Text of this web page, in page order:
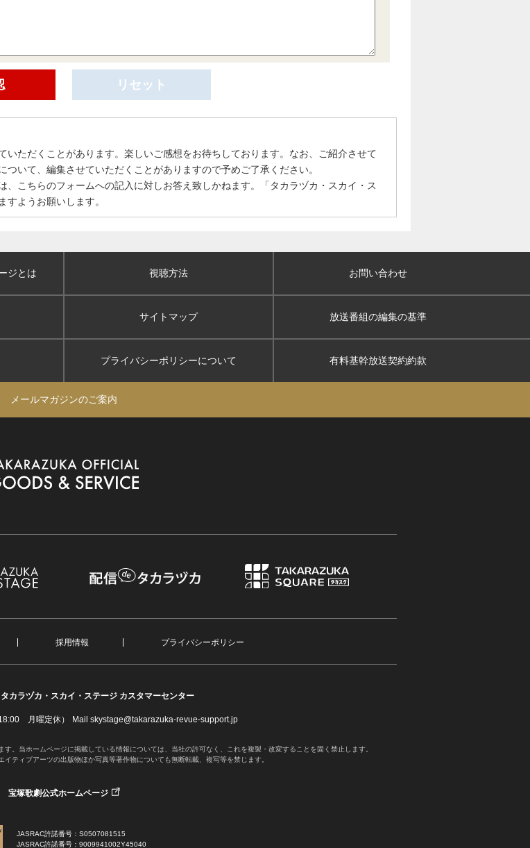
ただくことがあります。楽しいご感想をお待ちしております。なお、ご紹介させて
いて、編集させていただくことがありますので予めご了承ください。
こちらのフォームへの記入に対しお答え致しかねます。「タカラヅカ・スカイ・ス
ようお願いします。
ジとは 視聴方法 お問い合わせ
サイトマップ 放送番組の編集の基準
プライバシーポリシーについて 有料基幹放送契約約款
メールマガジンのご案内
採用情報 プライバシーポリシー
タカラヅカ・スカイ・ステージ カスタマーセンター
月曜定休） Mail skystage@takarazuka-revue-support.jp
。当ホームページに掲載している情報については、当社の許可なく、これを複製・改変することを固く禁止します。
ティブアーツの出版物ほか写真等著作物についても無断転載、複写等を禁じます。
宝塚歌劇公式ホームページ
JASRAC許諾番号：S0507081515
JASRAC許諾番号：9009941002Y45040